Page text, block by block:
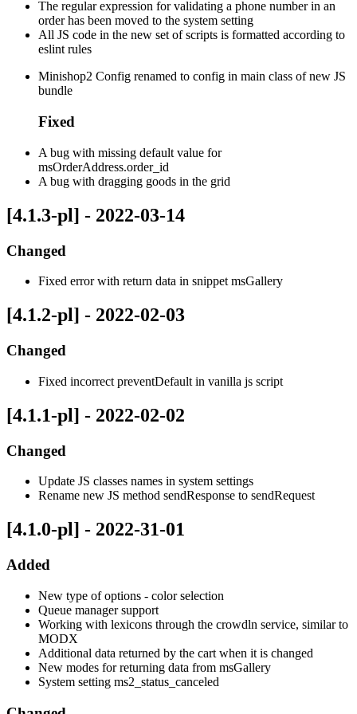
The regular expression for validating a phone number in an
order has been moved to the system setting
All JS code in the new set of scripts is formatted according to
eslint rules
Minishop2 Config renamed to config in main class of new JS
bundle
Fixed
A bug with missing default value for
msOrderAddress.order_id
A bug with dragging goods in the grid
[4.1.3-pl] - 2022-03-14
Changed
Fixed error with return data in snippet msGallery
[4.1.2-pl] - 2022-02-03
Changed
Fixed incorrect preventDefault in vanilla js script
[4.1.1-pl] - 2022-02-02
Changed
Update JS classes names in system settings
Rename new JS method sendResponse to sendRequest
[4.1.0-pl] - 2022-31-01
Added
New type of options - color selection
Queue manager support
Working with lexicons through the crowdln service, similar to
MODX
Additional data returned by the cart when it is changed
New modes for returning data from msGallery
System setting ms2_status_canceled